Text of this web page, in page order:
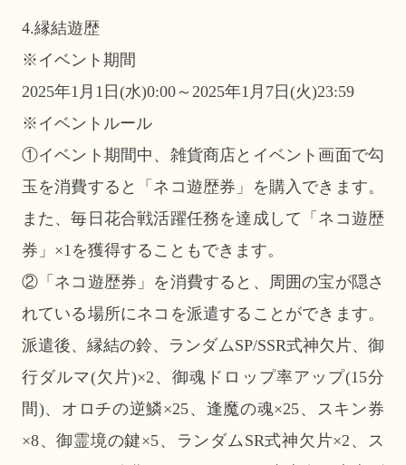
4.縁結遊歴
※イベント期間
2025年1月1日(水)0:00～2025年1月7日(火)23:59
※イベントルール
①イベント期間中、雑貨商店とイベント画面で勾
玉を消費すると「ネコ遊歴券」を購入できます。
また、毎日花合戦活躍任務を達成して「ネコ遊歴
券」×1を獲得することもできます。
②「ネコ遊歴券」を消費すると、周囲の宝が隠さ
れている場所にネコを派遣することができます。
派遣後、縁結の鈴、ランダムSP/SSR式神欠片、御
行ダルマ(欠片)×2、御魂ドロップ率アップ(15分
間)、オロチの逆鱗×25、逢魔の魂×25、スキン券
×8、御霊境の鍵×5、ランダムSR式神欠片×2、ス